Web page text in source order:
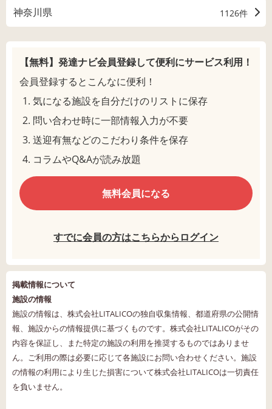
神奈川県 1126件
【無料】発達ナビ会員登録して便利にサービス利用！
会員登録するとこんなに便利！
気になる施設を自分だけのリストに保存
問い合わせ時に一部情報入力が不要
送迎有無などのこだわり条件を保存
コラムやQ&Aが読み放題
無料会員になる
すでに会員の方はこちらからログイン
掲載情報について
施設の情報
施設の情報は、株式会社LITALICOの独自収集情報、都道府県の公開情
報、施設からの情報提供に基づくものです。株式会社LITALICOがその
内容を保証し、また特定の施設の利用を推奨するものではありませ
ん。ご利用の際は必要に応じて各施設にお問い合わせください。施設
の情報の利用により生じた損害について株式会社LITALICOは一切責任
を負いません。